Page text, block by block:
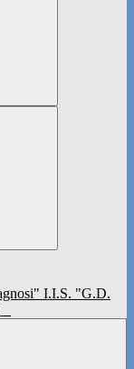
I.I.S. "G.D.